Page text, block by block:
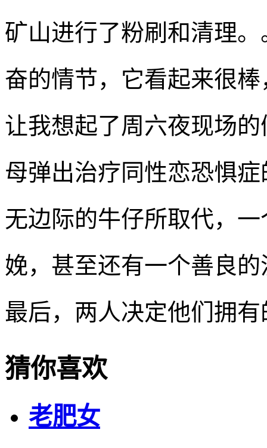
矿山进行了粉刷和清理
奋的情节，它看起来很
让我想起了周六夜现场
母弹出治疗同性恋恐惧
无边际的牛仔所取代，
娩，甚至还有一个善良
最后，两人决定他们拥
猜你喜欢
老肥女